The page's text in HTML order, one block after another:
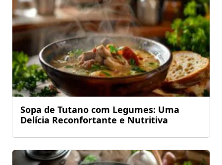
Sopa de Tutano com Legumes: Uma
Delícia Reconfortante e Nutritiva